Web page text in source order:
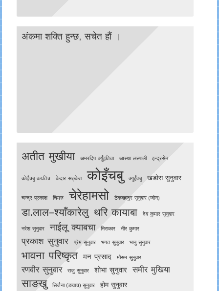
अंकमा शक्ति हुन्छ, सचेत हाैं ।
अतीत मुखीया अमरदिप क्युँइतिचा आस्था लस्पाली इन्द्रसेन
काेइँचबु काःतिच केदार सङ्केत कोइँचबु क्युइँतबु खडोस सुनुवार
चन्द्र प्रकाश चिमरु चेरेहामसो टेकबहादुर सुनुवार (जोन)
डा.लाल–श्याँकारेलु थरि कायाबा देव कुमार सुनुवार
नरेश सुनुवार नाईलू क्याबचा निराकार नीर कुमार
प्रकाश सुनुवार प्रेम सुनुवार भगत सुनुवार भानु सुनुवार
भावना परिष्कृत मन प्रसाद मौसम सुनुवार
रणवीर सुनुवार राजु सुनुवार शोभा सुनुवार समीर मुखिया
साङखु सिर्जना (ङावाच) सुनुवार होम सुनुवार